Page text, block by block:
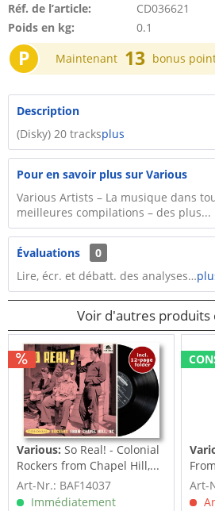
Réf. de l’article:
CD036621
Poids en kg:
0.1
P Maintenant 13 bonus
Description
(Disky) 20 tracksplus
Pour en savoir plus sur Various
Various Artists – La musique dans
meilleures compilations – des plus...
Évaluations
0
Lire, écr. et débatt. des analyses…
Voir d'autres produits
Various:So Real! - Colonial
Rockers from Chapel Hill,...
Art-Nr.: BAF14037
Immédiatement
Art-